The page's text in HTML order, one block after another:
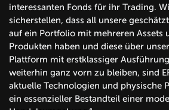
interessanten Fonds für ihr Trading.
sicherstellen, dass all unsere
auf ein Portfolio mit mehreren Assets
Produkten haben und diese über
Plattform mit erstklassiger
weiterhin ganz vorn zu bleiben, sind
aktuelle Technologien und physische
ein essenzieller Bestandteil einer